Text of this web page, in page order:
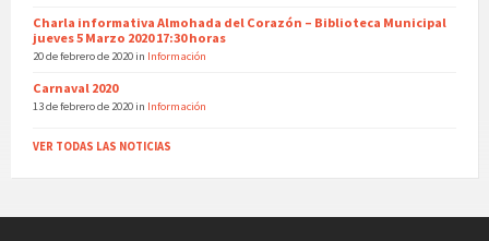
Charla informativa Almohada del Corazón – Biblioteca Municipal
jueves 5 Marzo 2020 17:30 horas
20 de febrero de 2020 in Información
Carnaval 2020
13 de febrero de 2020 in Información
VER TODAS LAS NOTICIAS